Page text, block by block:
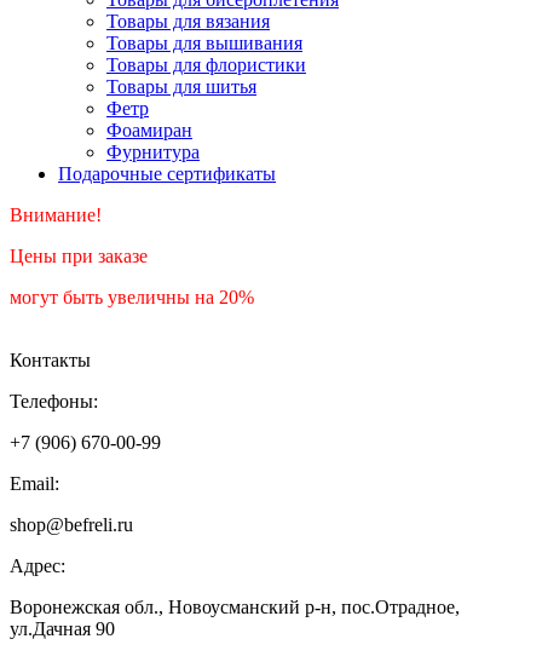
Товары для вязания
Товары для вышивания
Товары для флористики
Товары для шитья
Фетр
Фоамиран
Фурнитура
Подарочные сертификаты
Внимание!
Цены при заказе
могут быть увеличны на 20%
Контакты
Телефоны:
+7 (906) 670-00-99
Email:
shop@befreli.ru
Адрес:
Воронежская обл., Новоусманский р-н, пос.Отрадное,
ул.Дачная 90